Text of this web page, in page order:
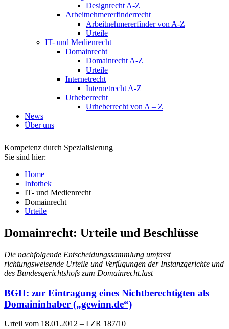
Designrecht A-Z
Arbeitnehmererfinderrecht
Arbeitnehmererfinder von A-Z
Urteile
IT- und Medienrecht
Domainrecht
Domainrecht A-Z
Urteile
Internetrecht
Internetrecht A-Z
Urheberrecht
Urheberrecht von A – Z
News
Über uns
Kompetenz durch Spezialisierung
Sie sind hier:
Home
Infothek
IT- und Medienrecht
Domainrecht
Urteile
Domainrecht: Urteile und Beschlüsse
Die nachfolgende Entscheidungssammlung umfasst
richtungsweisende Urteile und Verfügungen der Instanzgerichte und
des Bundesgerichtshofs zum Domainrecht.last
BGH: zur Eintragung eines Nichtberechtigten als
Domaininhaber („gewinn.de“)
Urteil vom 18.01.2012 – I ZR 187/10